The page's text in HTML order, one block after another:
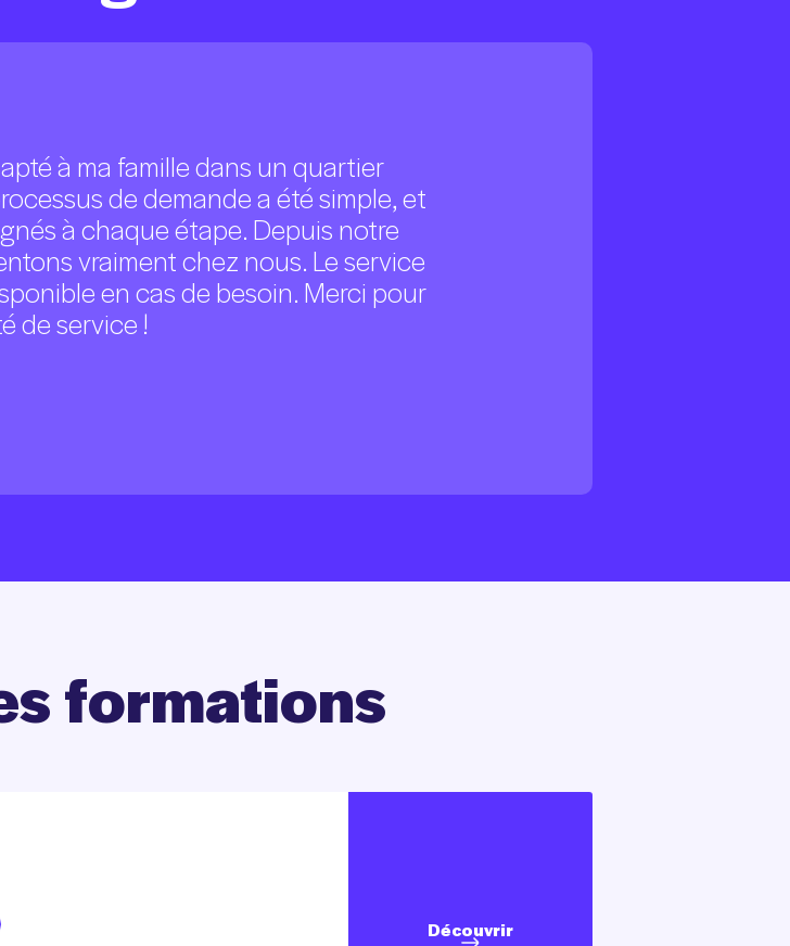
à ma famille dans un quartier
de demande a été simple, et
à chaque étape. Depuis notre
vraiment chez nous. Le service
en cas de besoin. Merci pour
de service !
formations
Découvrir